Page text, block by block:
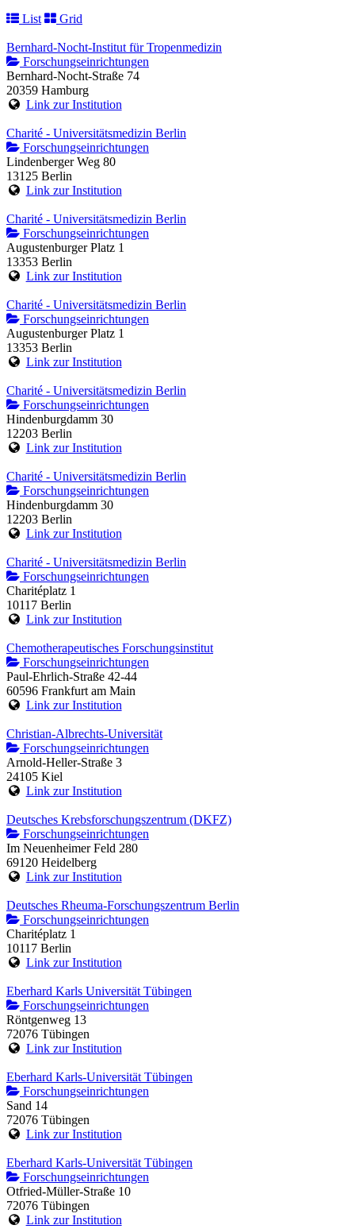
List
Grid
Bernhard-Nocht-Institut für Tropenmedizin
Forschungseinrichtungen
Bernhard-Nocht-Straße 74
20359 Hamburg
Link zur Institution
Charité - Universitätsmedizin Berlin
Forschungseinrichtungen
Lindenberger Weg 80
13125 Berlin
Link zur Institution
Charité - Universitätsmedizin Berlin
Forschungseinrichtungen
Augustenburger Platz 1
13353 Berlin
Link zur Institution
Charité - Universitätsmedizin Berlin
Forschungseinrichtungen
Augustenburger Platz 1
13353 Berlin
Link zur Institution
Charité - Universitätsmedizin Berlin
Forschungseinrichtungen
Hindenburgdamm 30
12203 Berlin
Link zur Institution
Charité - Universitätsmedizin Berlin
Forschungseinrichtungen
Hindenburgdamm 30
12203 Berlin
Link zur Institution
Charité - Universitätsmedizin Berlin
Forschungseinrichtungen
Charitéplatz 1
10117 Berlin
Link zur Institution
Chemotherapeutisches Forschungsinstitut
Forschungseinrichtungen
Paul-Ehrlich-Straße 42-44
60596 Frankfurt am Main
Link zur Institution
Christian-Albrechts-Universität
Forschungseinrichtungen
Arnold-Heller-Straße 3
24105 Kiel
Link zur Institution
Deutsches Krebsforschungszentrum (DKFZ)
Forschungseinrichtungen
Im Neuenheimer Feld 280
69120 Heidelberg
Link zur Institution
Deutsches Rheuma-Forschungszentrum Berlin
Forschungseinrichtungen
Charitéplatz 1
10117 Berlin
Link zur Institution
Eberhard Karls Universität Tübingen
Forschungseinrichtungen
Röntgenweg 13
72076 Tübingen
Link zur Institution
Eberhard Karls-Universität Tübingen
Forschungseinrichtungen
Sand 14
72076 Tübingen
Link zur Institution
Eberhard Karls-Universität Tübingen
Forschungseinrichtungen
Otfried-Müller-Straße 10
72076 Tübingen
Link zur Institution